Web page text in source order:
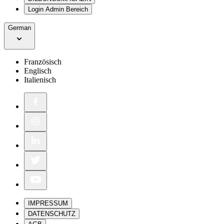
Login Admin Bereich
German
Französisch
Englisch
Italienisch
IMPRESSUM
DATENSCHUTZ